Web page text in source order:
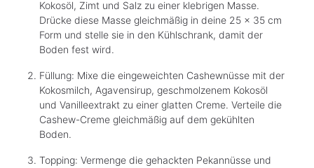
Kokosöl, Zimt und Salz zu einer klebrigen Masse.
Drücke diese Masse gleichmäßig in deine 25 x 35 cm
Form und stelle sie in den Kühlschrank, damit der
Boden fest wird.
Füllung: Mixe die eingeweichten Cashewnüsse mit der
Kokosmilch, Agavensirup, geschmolzenem Kokosöl
und Vanilleextrakt zu einer glatten Creme. Verteile die
Cashew-Creme gleichmäßig auf dem gekühlten
Boden.
Topping: Vermenge die gehackten Pekannüsse und